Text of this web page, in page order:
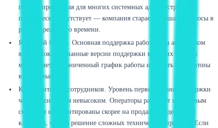
почту), привычная для многих системных администраторов,
практически отсутствует — компания старается решать вопросы в
режиме реального времени.
Языковой барьер. Основная поддержка работает на английском
языке. Локализованные версии поддержки в других странах
могут иметь ограниченный график работы или быть недоступны
в выходные дни.
Компетентность сотрудников. Уровень первой линии поддержки
часто оказывается невысоким. Операторы работают по готовым
скриптам и ориентированы скорее на продажи и удержание
клиентов, чем на решение сложных технических проблем. Если